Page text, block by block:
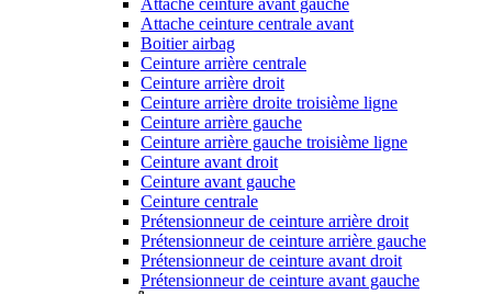
Attache ceinture avant gauche
Attache ceinture centrale avant
Boitier airbag
Ceinture arrière centrale
Ceinture arrière droit
Ceinture arrière droite troisième ligne
Ceinture arrière gauche
Ceinture arrière gauche troisième ligne
Ceinture avant droit
Ceinture avant gauche
Ceinture centrale
Prétensionneur de ceinture arrière droit
Prétensionneur de ceinture arrière gauche
Prétensionneur de ceinture avant droit
Prétensionneur de ceinture avant gauche